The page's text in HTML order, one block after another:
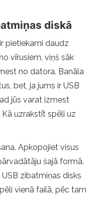
diskā
pietiekami daudz
vīrusiem, viņš sāk
no datora. Banāla
bet, ja jums ir USB
jūs varat izmest
uzrakstīt spēli uz
Apkopojiet visus
šajā formā.
zibatmiņas disks
vienā failā, pēc tam